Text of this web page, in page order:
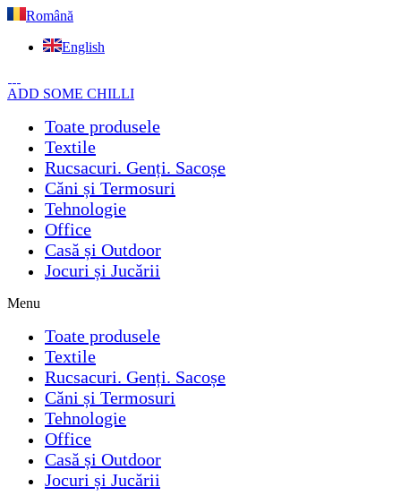
Română
English
ADD SOME CHILLI
Toate produsele
Textile
Rucsacuri. Genți. Sacoșe
Căni și Termosuri
Tehnologie
Office
Casă și Outdoor
Jocuri și Jucării
Menu
Toate produsele
Textile
Rucsacuri. Genți. Sacoșe
Căni și Termosuri
Tehnologie
Office
Casă și Outdoor
Jocuri și Jucării